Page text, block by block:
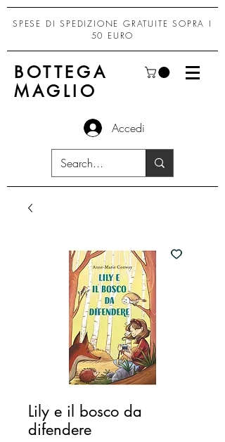
SPESE DI SPEDIZIONE GRATUITE SOPRA I
50 EURO
BOTTEGA
MAGLIO
Accedi
Lily e il bosco da
difendere